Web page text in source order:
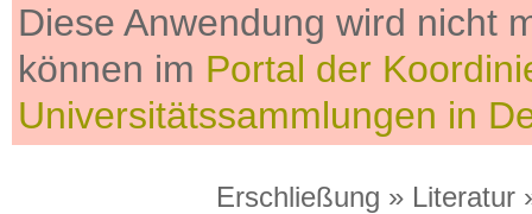
Diese Anwendung wird nicht
können im Portal der
Universitätssammlungen in
Erschließung » Literatur